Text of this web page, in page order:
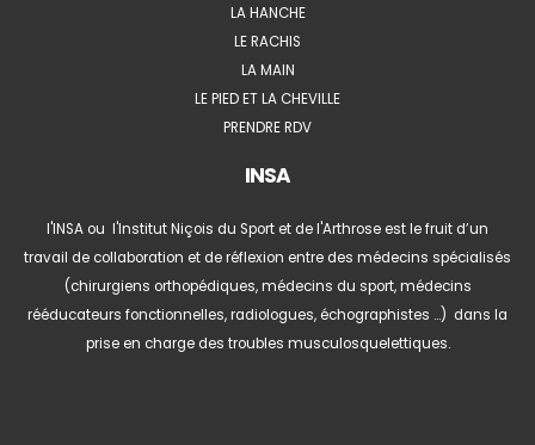
LA HANCHE
LE RACHIS
LA MAIN
LE PIED ET LA CHEVILLE
PRENDRE RDV
INSA
l'INSA ou l'Institut Niçois du Sport et de l'Arthrose est le fruit d’un
travail de collaboration et de réflexion entre des médecins spécialisés
(chirurgiens orthopédiques, médecins du sport, médecins
rééducateurs fonctionnelles, radiologues, échographistes …) dans la
prise en charge des troubles musculosquelettiques.